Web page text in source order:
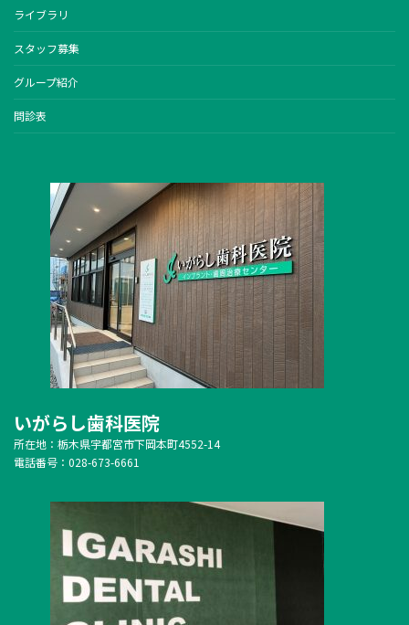
ライブラリ
スタッフ募集
グループ紹介
問診表
いがらし歯科医院
所在地：栃木県宇都宮市下岡本町4552-14
電話番号：028-673-6661